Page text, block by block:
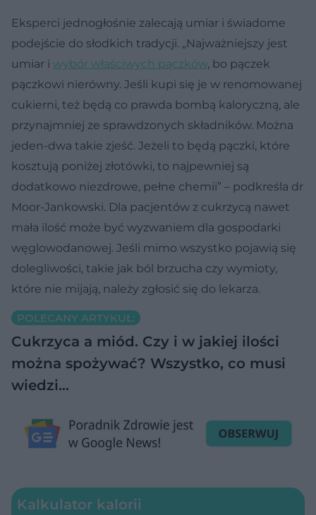
Eksperci jednogłośnie zalecają umiar i świadome
podejście do słodkich tradycji. „Najważniejszy jest
umiar i wybór właściwych pączków, bo pączek
pączkowi nierówny. Jeśli kupi się je w renomowanej
cukierni, też będą co prawda bombą kaloryczną, ale
przynajmniej ze sprawdzonych składników. Można
jeden-dwa takie zjeść. Jeżeli to będą pączki, które
kosztują poniżej złotówki, to najpewniej są
dodatkowo niezdrowe, pełne chemii” – podkreśla dr
Moor-Jankowski. Dla pacjentów z cukrzycą nawet
mała ilość może być wyzwaniem dla gospodarki
węglowodanowej. Jeśli mimo wszystko pojawią się
dolegliwości, takie jak ból brzucha czy wymioty,
które nie mijają, należy zgłosić się do lekarza.
POLECANY ARTYKUŁ:
Cukrzyca a miód. Czy i w jakiej ilości
można spożywać? Wszystko, co musi
wiedzi…
Kalkulator kalorii